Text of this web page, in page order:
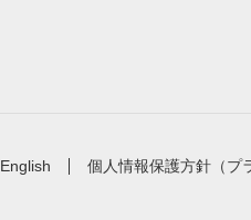
English 個人情報保護方針（プ